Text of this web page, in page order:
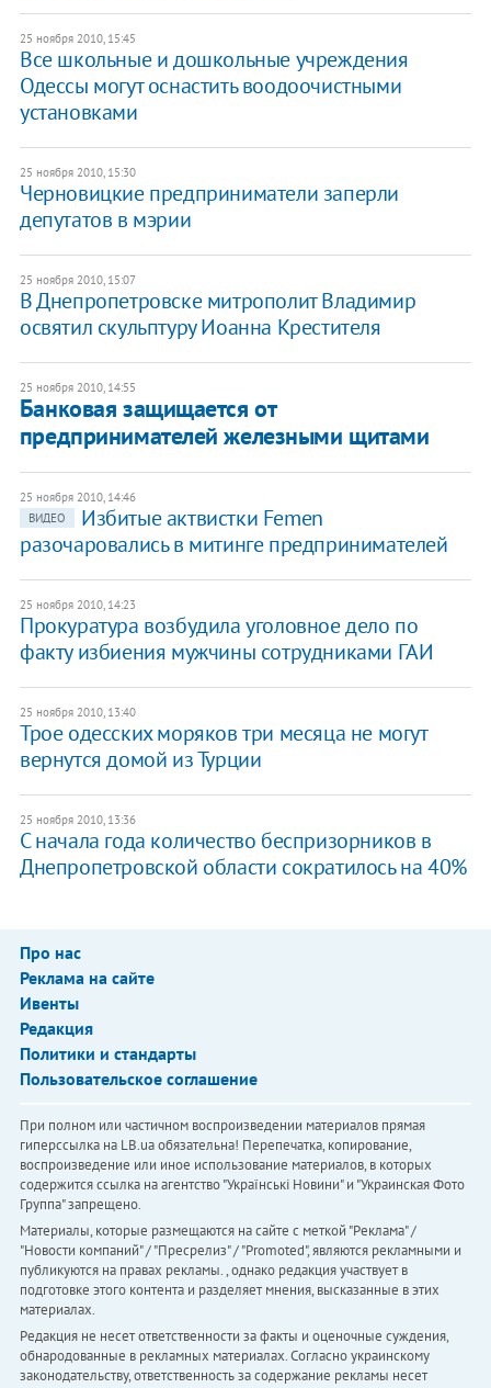
25 ноября 2010, 15:45
Все школьные и дошкольные учреждения
Одессы могут оснастить воодоочистными
установками
25 ноября 2010, 15:30
Черновицкие предприниматели заперли
депутатов в мэрии
25 ноября 2010, 15:07
В Днепропетровске митрополит Владимир
освятил скульптуру Иоанна Крестителя
25 ноября 2010, 14:55
Банковая защищается от
предпринимателей железными щитами
25 ноября 2010, 14:46
ВИДЕО
Избитые актвистки Femen
разочаровались в митинге предпринимателей
25 ноября 2010, 14:23
Прокуратура возбудила уголовное дело по
факту избиения мужчины сотрудниками ГАИ
25 ноября 2010, 13:40
Трое одесских моряков три месяца не могут
вернутся домой из Турции
25 ноября 2010, 13:36
С начала года количество беспризорников в
Днепропетровской области сократилось на 40%
Про нас
Реклама на сайте
Ивенты
Редакция
Политики и стандарты
Пользовательское соглашение
При полном или частичном воспроизведении материалов прямая
гиперссылка на LB.ua обязательна! Перепечатка, копирование,
воспроизведение или иное использование материалов, в которых
содержится ссылка на агентство "Українськi Новини" и "Украинская Фото
Группа" запрещено.
Материалы, которые размещаются на сайте с меткой "Реклама" /
"Новости компаний" / "Пресрелиз" / "Promoted", являются рекламными и
публикуются на правах рекламы. , однако редакция участвует в
подготовке этого контента и разделяет мнения, высказанные в этих
материалах.
Редакция не несет ответственности за факты и оценочные суждения,
обнародованные в рекламных материалах. Согласно украинскому
законодательству, ответственность за содержание рекламы несет